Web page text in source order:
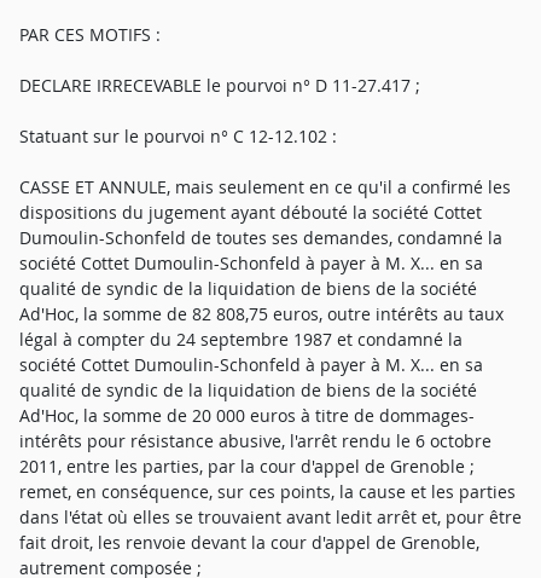
PAR CES MOTIFS :
DECLARE IRRECEVABLE le pourvoi n° D 11-27.417 ;
Statuant sur le pourvoi n° C 12-12.102 :
CASSE ET ANNULE, mais seulement en ce qu'il a confirmé les
dispositions du jugement ayant débouté la société Cottet
Dumoulin-Schonfeld de toutes ses demandes, condamné la
société Cottet Dumoulin-Schonfeld à payer à M. X... en sa
qualité de syndic de la liquidation de biens de la société
Ad'Hoc, la somme de 82 808,75 euros, outre intérêts au taux
légal à compter du 24 septembre 1987 et condamné la
société Cottet Dumoulin-Schonfeld à payer à M. X... en sa
qualité de syndic de la liquidation de biens de la société
Ad'Hoc, la somme de 20 000 euros à titre de dommages-
intérêts pour résistance abusive, l'arrêt rendu le 6 octobre
2011, entre les parties, par la cour d'appel de Grenoble ;
remet, en conséquence, sur ces points, la cause et les parties
dans l'état où elles se trouvaient avant ledit arrêt et, pour être
fait droit, les renvoie devant la cour d'appel de Grenoble,
autrement composée ;